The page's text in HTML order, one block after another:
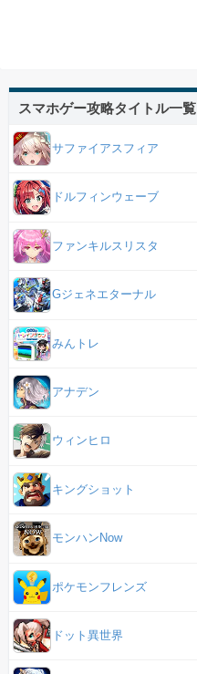
スマホゲー攻略タイトル一覧
サファイアスフィア
ドルフィンウェーブ
ファンキルスリスタ
Gジェネエターナル
みんトレ
アナデン
ウィンヒロ
キングショット
モンハンNow
ポケモンフレンズ
ドット異世界